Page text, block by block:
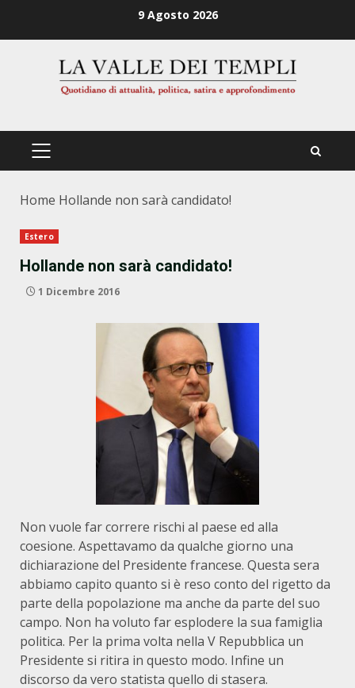
9 Agosto 2026
PRIMÄRES
Home Hollande non sarà candidato!
Estero
Hollande non sarà candidato!
1 Dicembre 2016
Non vuole far correre rischi al paese ed alla
coesione. Aspettavamo da qualche giorno una
dichiarazione del Presidente francese. Questa sera
abbiamo capito quanto si è reso conto del rigetto da
parte della popolazione ma anche da parte del suo
campo. Non ha voluto far esplodere la sua famiglia
politica. Per la prima volta nella V Repubblica un
Presidente si ritira in questo modo. Infine un
discorso da vero statista quello di stasera.